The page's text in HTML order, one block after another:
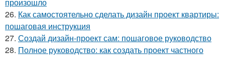
произошло
26. Как самостоятельно сделать дизайн проект квартиры:
пошаговая инструкция
27. Создай дизайн-проект сам: пошаговое руководство
28. Полное руководство: как создать проект частного